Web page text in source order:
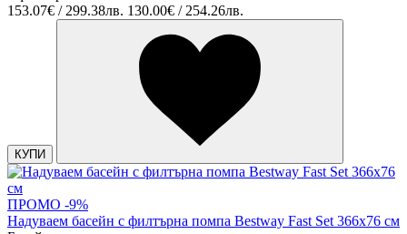
153.07€ / 299.38лв. 130.00€ / 254.26лв.
КУПИ
ПРОМО -9%
Надуваем басейн с филтърна помпа Bestway Fast Set 366x76 см